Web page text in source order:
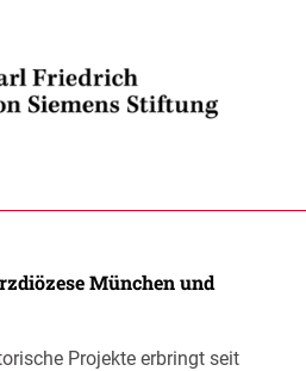
München und
Projekte erbringt seit